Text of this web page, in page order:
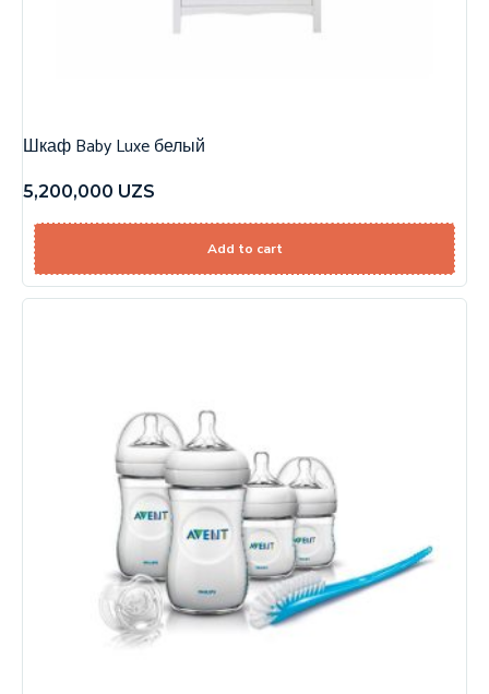
Шкаф Baby Luxe белый
5,200,000 UZS
Add to cart